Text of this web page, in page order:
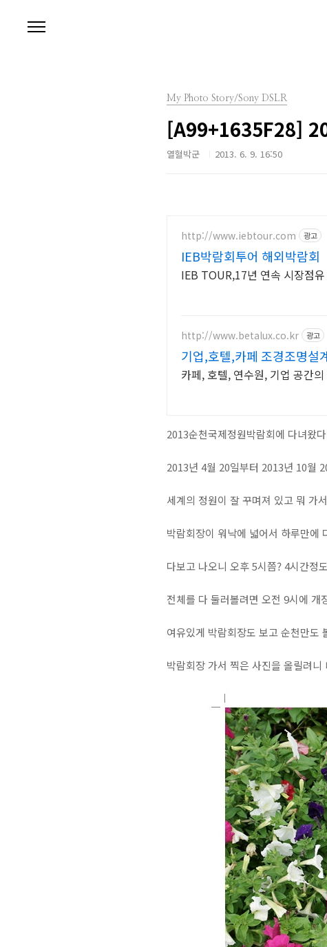
My Photo Story/Sony DSLR
[A99+1635F28]
열혈박군 2013. 6. 9. 16:50
http://www.iebtour.com 광고
IEB박람회투어 해외박람회
IEB TOUR,17년 연속 시장점
http://www.betalux.co.kr 광고
기업,호텔,카페 조경조명설
카페, 호텔, 연수원, 기업 공간
2013순천국제정원박람회에 다녀왔
2013년 4월 20일부터 2013년 10월
세계의 정원이 잘 꾸며져 있고 뭐 가
박람회장이 워낙에 넓어서 하루만에
다보고 나오니 오후 5시쯤? 4시간정
전체를 다 둘러볼려면 오전 9시에 개
여유있게 박람회장도 보고 순천만도
박람회장 가서 찍은 사진을 올릴려